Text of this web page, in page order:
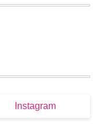
Instagram